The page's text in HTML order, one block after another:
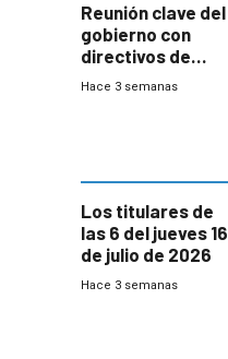
Reunión clave del
gobierno con
directivos de
Fábricas
Hace 3 semanas
Los titulares de
las 6 del jueves 16
de julio de 2026
Hace 3 semanas